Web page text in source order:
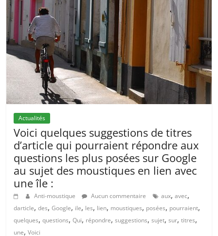
Actualités
Voici quelques suggestions de titres
d’article qui pourraient répondre aux
questions les plus posées sur Google
au sujet des moustiques en lien avec
une île :
Anti-moustique Aucun commentaire aux,avec,
darticle,des,Google, ile, les, lien, moustiques, posées, pourraient,
quelques,questions,Qui, répondre,suggestions,sujet,sur,titres,
une,Voici